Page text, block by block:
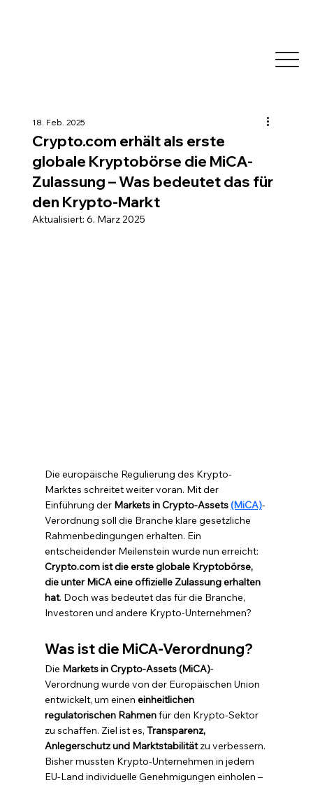
Crypto.com erhält als erste
globale Kryptobörse die MiCA-
Zulassung – Was bedeutet das für
den Krypto-Markt
18. Feb. 2025
Aktualisiert: 6. März 2025
Die europäische Regulierung des Krypto-
Marktes schreitet weiter voran. Mit der
Einführung der Markets in Crypto-Assets (MiCA)-
Verordnung soll die Branche klare gesetzliche
Rahmenbedingungen erhalten. Ein
entscheidender Meilenstein wurde nun erreicht:
Crypto.com ist die erste globale Kryptobörse,
die unter MiCA eine offizielle Zulassung erhalten
hat. Doch was bedeutet das für die Branche,
Investoren und andere Krypto-Unternehmen?
Was ist die MiCA-Verordnung?
Die Markets in Crypto-Assets (MiCA)-
Verordnung wurde von der Europäischen Union
entwickelt, um einen einheitlichen
regulatorischen Rahmen für den Krypto-Sektor
zu schaffen. Ziel ist es, Transparenz,
Anlegerschutz und Marktstabilität zu verbessern.
Bisher mussten Krypto-Unternehmen in jedem
EU-Land individuelle Genehmigungen einholen –